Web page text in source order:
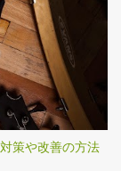
そう）は鳴りが
増えるため、ネ
ギターはShurを
分け。サイド
の6弦5弦の
ん） パッチの
て全部自動でや
源でドラマーに
次のツアーから
見る。ピンと来
す為にプラット
をして、仕分
ってくるの
から、欲しい情
れでは具体例。
そもそも自分何
好きな音楽を再
策や改善の方法